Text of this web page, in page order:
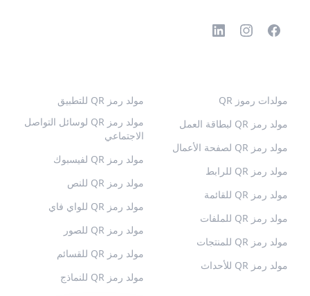
مولدات رموز QR
مولد رمز QR لبطاقة العمل
مولد رمز QR لصفحة الأعمال
مولد رمز QR للرابط
مولد رمز QR للقائمة
مولد رمز QR للملفات
مولد رمز QR للمنتجات
مولد رمز QR للأحداث
مولد رمز QR للتطبيق
مولد رمز QR لوسائل التواصل
الاجتماعي
مولد رمز QR لفيسبوك
مولد رمز QR للنص
مولد رمز QR للواي فاي
مولد رمز QR للصور
مولد رمز QR للقسائم
مولد رمز QR للنماذج